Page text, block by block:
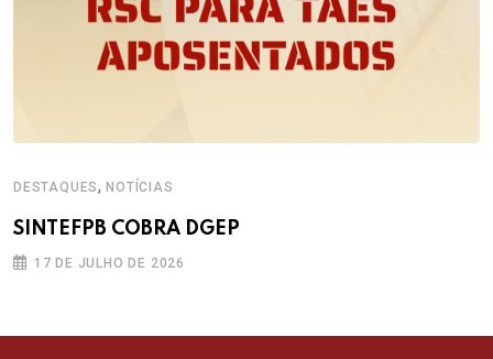
DESTAQUES,NOTÍCIAS
SINTEFPB COBRA DGEP
17 DE JULHO DE 2026